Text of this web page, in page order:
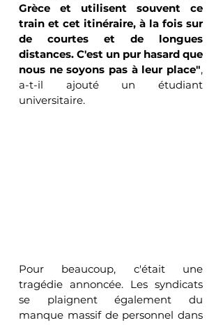
Grèce et utilisent souvent ce
train et cet itinéraire, à la fois sur
de courtes et de longues
distances. C'est un pur hasard que
nous ne soyons pas à leur place",
a-t-il ajouté un étudiant
universitaire.
Pour beaucoup, c'était une
tragédie annoncée. Les syndicats
se plaignent également du
manque massif de personnel dans